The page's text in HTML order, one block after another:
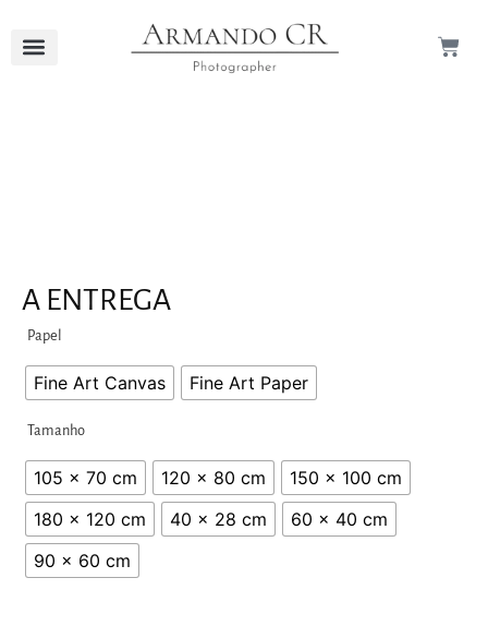
A ENTREGA
Papel
Fine Art Canvas Fine Art Paper
Tamanho
105 x 70 cm 120 x 80 cm
150 x 100 cm
180 x 120 cm
40 x 28 cm
60 x 40 cm
90 x 60 cm